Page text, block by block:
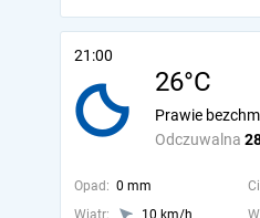
21:00
26°C
Odczuwalna
Prawie
Opad: 0 mm
Wiatr:
10 km/h